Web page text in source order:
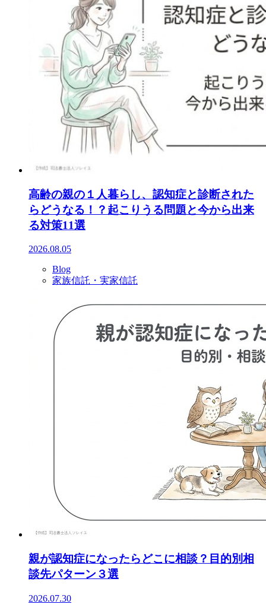
高齢の親の１人暮らし、認知症と診断された
らどうなる！？起こりうる問題と今から出来
る対策11選
2026.08.05
Blog
家族信託・実家信託
親が認知症になったらどこに相談？目的別相
談先パターン３選
2026.07.30